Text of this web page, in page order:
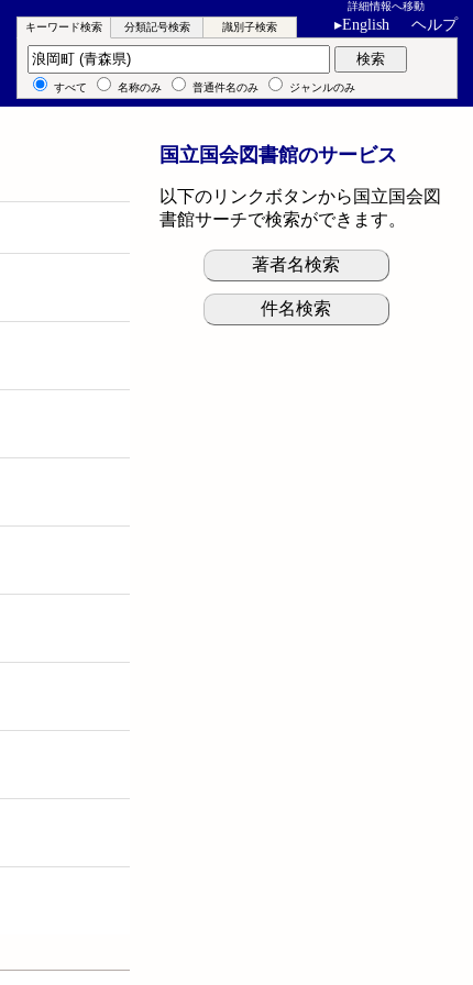
詳細情報へ移動
▸English ヘルプ
キーワード検索 分類記号検索 識別子検索
キーワード検索 検索
すべて 名称のみ 普通件名のみ ジャンルのみ
国立国会図書館のサービス
以下のリンクボタンから国立国会図
書館サーチで検索ができます。
著者名検索
件名検索